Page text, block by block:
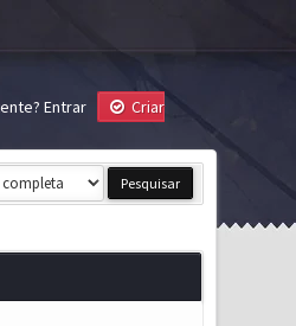
Entrar
Criar